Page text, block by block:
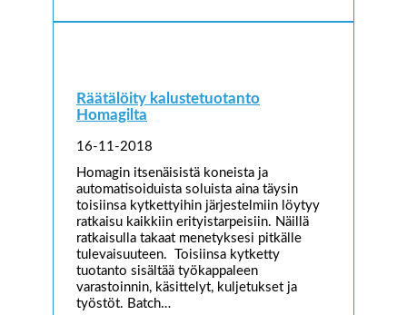
Räätälöity kalustetuotanto
Homagilta
16-11-2018
Homagin itsenäisistä koneista ja
automatisoiduista soluista aina täysin
toisiinsa kytkettyihin järjestelmiin löytyy
ratkaisu kaikkiin erityistarpeisiin. Näillä
ratkaisulla takaat menetyksesi pitkälle
tulevaisuuteen. Toisiinsa kytketty
tuotanto sisältää työkappaleen
varastoinnin, käsittelyt, kuljetukset ja
työstöt. Batch…